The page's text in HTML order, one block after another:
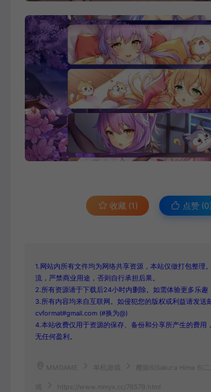
收藏 (1) 点赞 (0)
1.网站内所有文件均为网络共享资源，本站仅做打包整理
流，严禁商业用途，否则自行承担后果。
2.所有资源请于下载后24小时内删除。如需体验更多乐趣
3.所有内容均来自互联网。如侵犯您的版权或利益请发送
cvformat#gmail.com (#换为@)
4.本站收费仅用于资源的保存、备份和分享所产生的费用
无任何盈利。
MMGAME 樱姬6(Sakura Hime 6)二
https://www.mmyx.cc/76579.html